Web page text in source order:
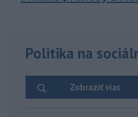
Politika na
Zobraziť viac